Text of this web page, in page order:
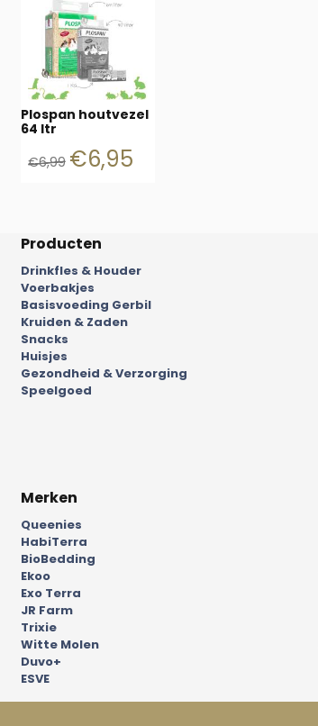
Plospan houtvezel
64 ltr
€6,99 €6,95
Producten
Drinkfles & Houder
Voerbakjes
Basisvoeding Gerbil
Kruiden & Zaden
Snacks
Huisjes
Gezondheid & Verzorging
Speelgoed
Merken
Queenies
HabiTerra
BioBedding
Ekoo
Exo Terra
JR Farm
Trixie
Witte Molen
Duvo+
ESVE